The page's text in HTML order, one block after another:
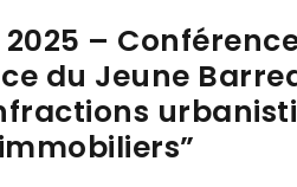
2025 –
du Jeune